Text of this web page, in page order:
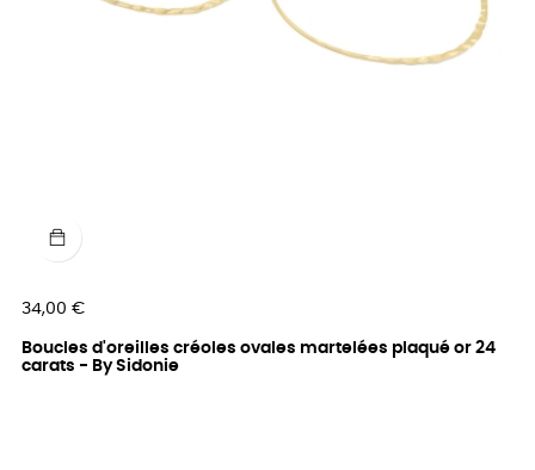
Prix
34,00 €
Boucles d'oreilles créoles ovales martelées plaqué or 24
carats - By Sidonie